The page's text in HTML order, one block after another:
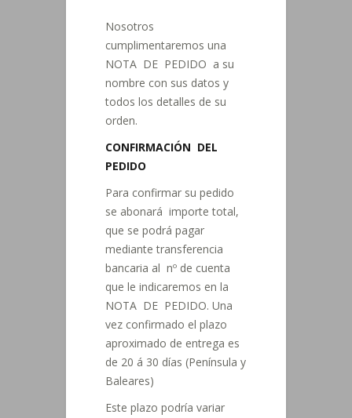
Nosotros
cumplimentaremos una
NOTA DE PEDIDO a su
nombre con sus datos y
todos los detalles de su
orden.
CONFIRMACIÓN DEL
PEDIDO
Para confirmar su pedido
se abonará importe total,
que se podrá pagar
mediante transferencia
bancaria al nº de cuenta
que le indicaremos en la
NOTA DE PEDIDO. Una
vez confirmado el plazo
aproximado de entrega es
de 20 á 30 días (Península y
Baleares)
Este plazo podría variar